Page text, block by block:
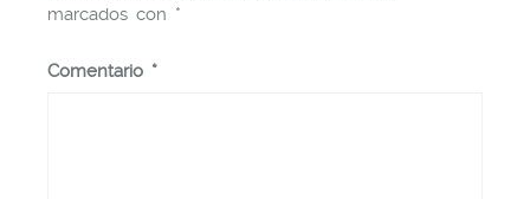
marcados con *
Comentario *